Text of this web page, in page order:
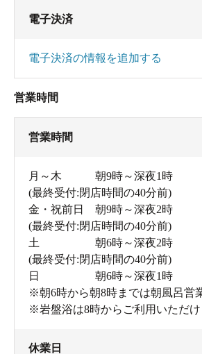
電子決済
電子決済の情報を追加する
営業時間
営業時間
月～木 朝9時～深夜1時
(最終受付:閉店時間の40分前)
金・祝前日 朝9時～深夜2時
(最終受付:閉店時間の40分前)
土 朝6時～深夜2時
(最終受付:閉店時間の40分前)
日 朝6時～深夜1時
※朝6時から朝8時までは朝風呂営
※岩盤浴は8時からご利用いただけ
休業日